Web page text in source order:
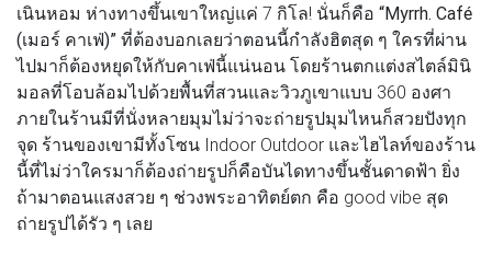
เนินหอม ห่างทางขึ้นเขาใหญ่แค่ 7 กิโล! นั่นก็คือ “Myrrh. Café
(เมอร์ คาเฟ่)” ที่ต้องบอกเลยว่าตอนนี้กำลังฮิตสุด ๆ ใครที่ผ่าน
ไปมาก็ต้องหยุดให้กับคาเฟ่นี้แน่นอน โดยร้านตกแต่งสไตล์มินิ
มอลที่โอบล้อมไปด้วยพื้นที่สวนและวิวภูเขาแบบ 360 องศา
ภายในร้านมีที่นั่งหลายมุมไม่ว่าจะถ่ายรูปมุมไหนก็สวยปังทุก
จุด ร้านของเขามีทั้งโซน Indoor Outdoor และไฮไลท์ของร้าน
นี้ที่ไม่ว่าใครมาก็ต้องถ่ายรูปก็คือบันไดทางขึ้นชั้นดาดฟ้า ยิ่ง
ถ้ามาตอนแสงสวย ๆ ช่วงพระอาทิตย์ตก คือ good vibe สุด
ถ่ายรูปได้รัว ๆ เลย